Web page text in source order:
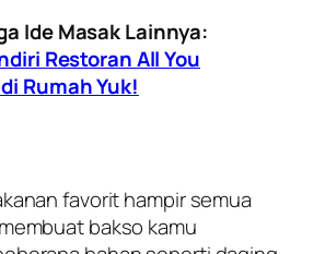
Ide Masak Lainnya:
Restoran All You
Rumah Yuk!
favorit hampir semua
bakso kamu